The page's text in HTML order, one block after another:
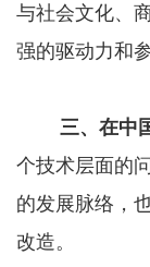
与社会文化、
强的驱动力和
三、在中
个技术层面的
的发展脉络，
改造。